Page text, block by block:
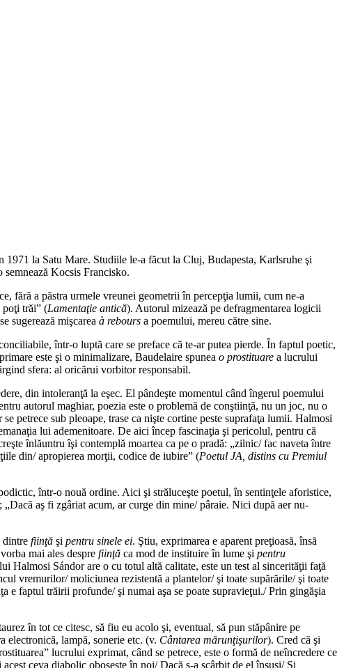
1971 la Satu Mare. Studiile le-a făcut la Cluj, Budapesta, Karlsruhe şi
semnează Kocsis Francisko.
fără a păstra urmele vreunei geometrii în percepţia lumii, cum ne-a
poţi trăi” (Lamentaţie antică). Autorul mizează pe defragmentarea logicii
sugerează mişcarea à rebours a poemului, mereu către sine.
într-o luptă care se preface că te-ar putea pierde. În faptul poetic,
este şi o minimalizare, Baudelaire spunea o prostituare a lucrului
sfera: al oricărui vorbitor responsabil.
din intoleranţă la eşec. El pândeşte momentul când îngerul poemului
autorul maghiar, poezia este o problemă de conştiinţă, nu un joc, nu o
petrece sub pleoape, trase ca nişte cortine peste suprafaţa lumii. Halmosi
lui ademenitoare. De aici încep fascinaţia şi pericolul, pentru că
înlăuntru îşi contemplă moartea ca pe o pradă: „zilnic/ fac naveta între
din/ apropierea morţii, codice de iubire” (Poetul JA, distins cu Premiul
într-o nouă ordine. Aici şi străluceşte poetul, în sentinţele aforistice,
„Dacă aş fi zgâriat acum, ar curge din mine/ pâraie. Nici după aer nu-
dintre fiinţă şi pentru sinele ei. Ştiu, exprimarea e aparent preţioasă, însă
mai ales despre fiinţă ca mod de instituire în lume şi pentru
Halmosi Sándor are o cu totul altă calitate, este un test al sincerităţii faţă
vremurilor/ moliciunea rezistentă a plantelor/ şi toate supărările/ şi toate
e faptul trăirii profunde/ şi numai aşa se poate supravieţui./ Prin gingăşia
în tot ce citesc, să fiu eu acolo şi, eventual, să pun stăpânire pe
electronică, lampă, sonerie etc. (v. Cântarea mărunţişurilor). Cred că şi
lucrului exprimat, când se petrece, este o formă de neîncredere ce
ceva diabolic oboseşte în noi/ Dacă s-a scârbit de el însuşi/ Şi